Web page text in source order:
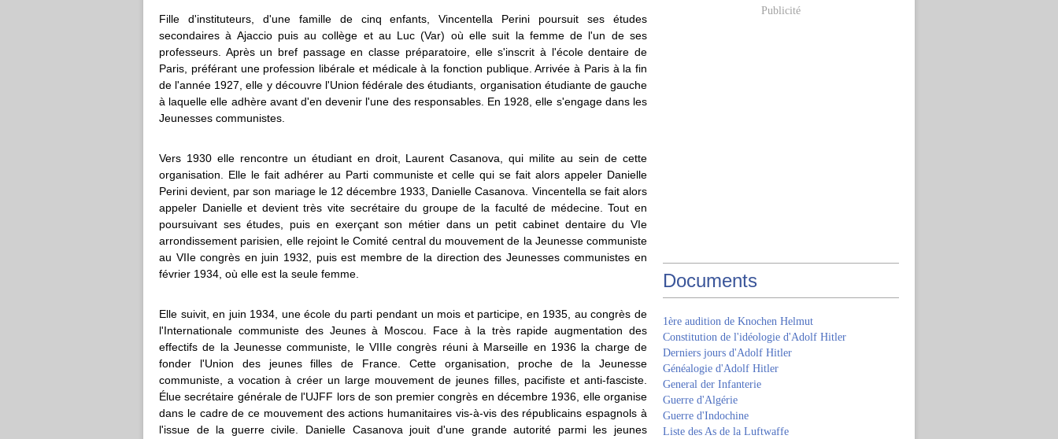
Fille d'instituteurs, d'une famille de cinq enfants, Vincentella Perini poursuit ses études
secondaires à Ajaccio puis au collège et au Luc (Var) où elle suit la femme de l'un de ses
professeurs. Après un bref passage en classe préparatoire, elle s'inscrit à l'école dentaire de
Paris, préférant une profession libérale et médicale à la fonction publique. Arrivée à Paris à la fin
de l'année 1927, elle y découvre l'Union fédérale des étudiants, organisation étudiante de gauche
à laquelle elle adhère avant d'en devenir l'une des responsables. En 1928, elle s'engage dans les
Jeunesses communistes.
Vers 1930 elle rencontre un étudiant en droit, Laurent Casanova, qui milite au sein de cette
organisation. Elle le fait adhérer au Parti communiste et celle qui se fait alors appeler Danielle
Perini devient, par son mariage le 12 décembre 1933, Danielle Casanova. Vincentella se fait alors
appeler Danielle et devient très vite secrétaire du groupe de la faculté de médecine. Tout en
poursuivant ses études, puis en exerçant son métier dans un petit cabinet dentaire du VIe
arrondissement parisien, elle rejoint le Comité central du mouvement de la Jeunesse communiste
au VIIe congrès en juin 1932, puis est membre de la direction des Jeunesses communistes en
février 1934, où elle est la seule femme.
Elle suivit, en juin 1934, une école du parti pendant un mois et participe, en 1935, au congrès de
l'Internationale communiste des Jeunes à Moscou. Face à la très rapide augmentation des
effectifs de la Jeunesse communiste, le VIIIe congrès réuni à Marseille en 1936 la charge de
fonder l'Union des jeunes filles de France. Cette organisation, proche de la Jeunesse
communiste, a vocation à créer un large mouvement de jeunes filles, pacifiste et anti-fasciste.
Élue secrétaire générale de l'UJFF lors de son premier congrès en décembre 1936, elle organise
dans le cadre de ce mouvement des actions humanitaires vis-à-vis des républicains espagnols à
l'issue de la guerre civile. Danielle Casanova jouit d'une grande autorité parmi les jeunes
Publicité
Documents
1ère audition de Knochen Helmut
Constitution de l'idéologie d'Adolf Hitler
Derniers jours d'Adolf Hitler
Généalogie d'Adolf Hitler
General der Infanterie
Guerre d'Algérie
Guerre d'Indochine
Liste des As de la Luftwaffe